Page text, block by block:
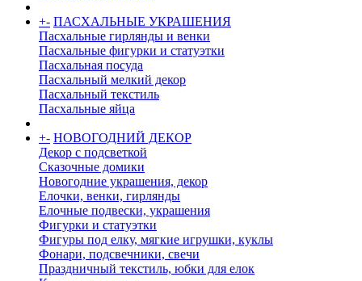
+- ПАСХАЛЬНЫЕ УКРАШЕНИЯ
Пасхальные гирлянды и венки
Пасхальные фигурки и статуэтки
Пасхальная посуда
Пасхальный мелкий декор
Пасхальный текстиль
Пасхальные яйца
+- НОВОГОДНИЙ ДЕКОР
Декор с подсветкой
Сказочные домики
Новогодние украшения, декор
Елочки, венки, гирлянды
Елочные подвески, украшения
Фигурки и статуэтки
Фигуры под елку, мягкие игрушки, куклы
Фонари, подсвечники, свечи
Праздничный текстиль, юбки для елок